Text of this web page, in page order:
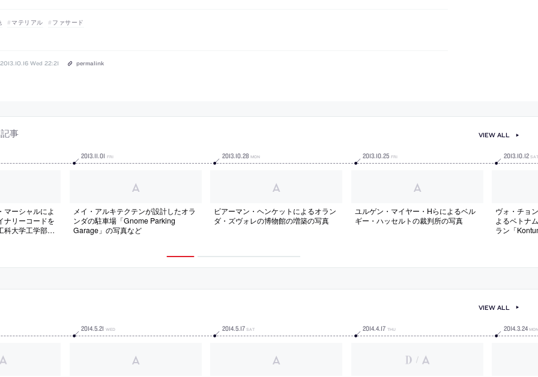
マテリアル ファサード
2013.10.16 Wed 22:21 permalink
事
マーシャルによ
ナリーコードを
科大学工学部の
2013.11.01 FRI
メイ・アルキテクテンが設計したオラ
ンダの駐車場「Gnome Parking
Garage」の写真など
2013.10.28 MON
ビアーマン・ヘンケットによるオラン
ダ・ズヴォレの博物館の増築の写真
2013.10.25 FRI
ユルゲン・マイヤー・Hらによるベル
ギー・ハッセルトの裁判所の写真
2013.10.12
ヴォ・チョ
よるベトナ
ラン「
VIEW ALL
2014.5.21 WED 2014.5.17 SAT 2014.4.17 THU
/
2014.3.24
VIEW ALL